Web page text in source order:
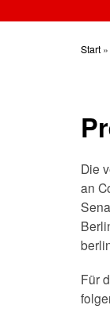
Start »
Die
an
Für